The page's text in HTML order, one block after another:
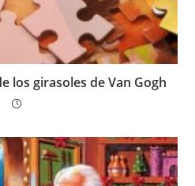
los girasoles de Van Gogh